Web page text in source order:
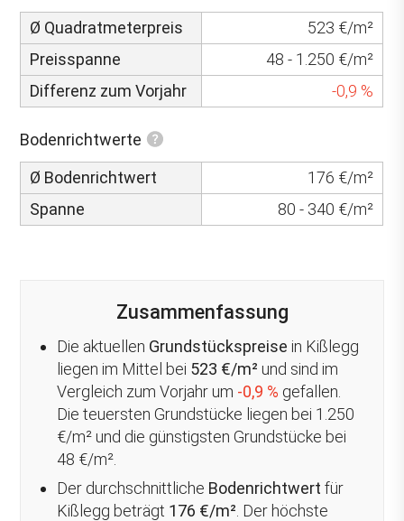
Ø Quadratmeterpreis
523 €/m²
Preisspanne
48 - 1.250 €/m²
Differenz zum Vorjahr
-0,9 %
Bodenrichtwerte
Ø Bodenrichtwert
176 €/m²
Spanne
80 - 340 €/m²
Zusammenfassung
Die aktuellen Grundstückspreise in Kißlegg
liegen im Mittel bei 523 €/m² und sind im
Vergleich zum Vorjahr um -0,9 % gefallen
Die teuersten Grundstücke liegen bei 1.250
€/m² und die günstigsten Grundstücke bei
48 €/m².
Der durchschnittliche Bodenrichtwert für
Kißlegg beträgt 176 €/m² . Der höchste